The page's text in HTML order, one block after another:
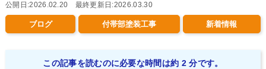
公開日:2026.02.20 最終更新日:2026.03.30
ブログ 付帯部塗装工事 新着情報
この記事を読むのに必要な時間は約 2 分です。